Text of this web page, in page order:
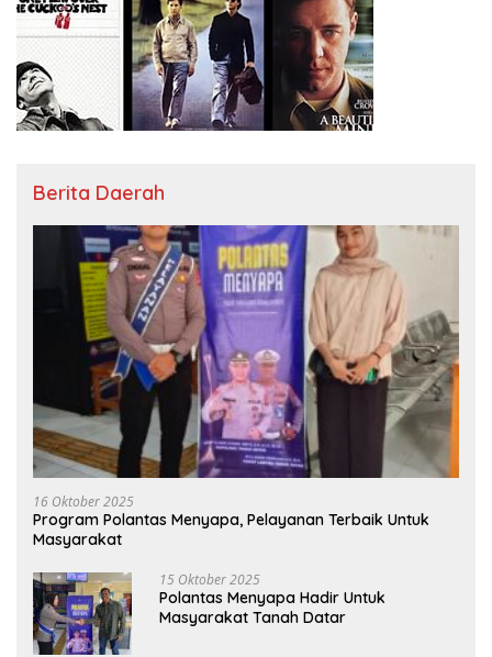
Berita Daerah
16 Oktober 2025
Program Polantas Menyapa, Pelayanan Terbaik Untuk
Masyarakat
15 Oktober 2025
Polantas Menyapa Hadir Untuk
Masyarakat Tanah Datar